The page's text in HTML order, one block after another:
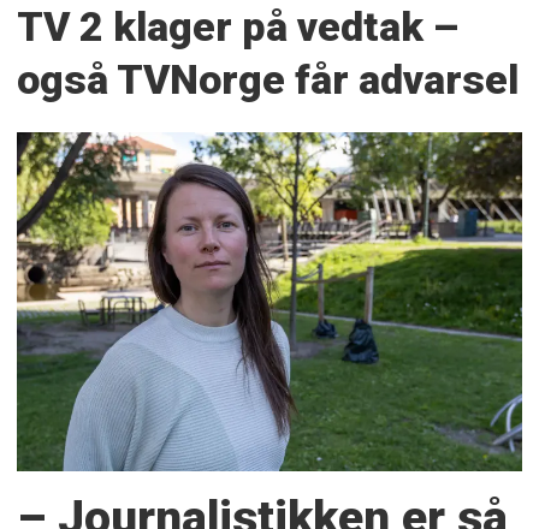
TV 2 klager på vedtak –
også TVNorge får advarsel
– Journalistikken er så